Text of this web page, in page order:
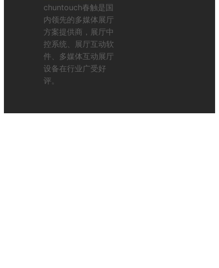
chuntouch春触是国
内领先的多媒体展厅
方案提供商，展厅中
控系统、展厅互动软
件、多媒体互动展厅
设备在行业广受好
评。